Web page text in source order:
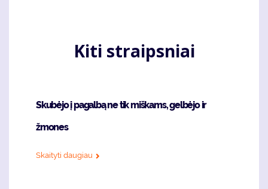
Kiti straipsniai
Skubėjo į pagalbą ne tik miškams, gelbėjo ir
žmones
Skaityti daugiau